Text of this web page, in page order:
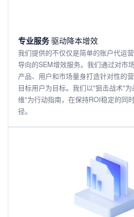
专业服务驱动降本增效
我们提供的不仅仅是简单的账户代运
导向的SEM增效服务。我们通过对市
产品、用户和市场量身打造针对性的
目标用户为目标。我们以"狙击战术"
维"为行动指南，在保持ROI稳定的同
径。